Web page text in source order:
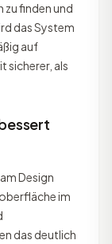
finden und
das System
auf
sicherer, als
Design
im
das deutlich